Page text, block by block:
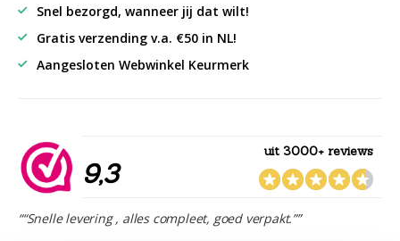
Snel bezorgd, wanneer jij dat wilt!
Gratis verzending v.a. €50 in NL!
Aangesloten Webwinkel Keurmerk
9,3
uit 3000+ reviews
““Snelle levering , alles compleet, goed verpakt.””